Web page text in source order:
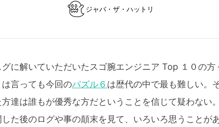
ジャバ・ザ・ハットリ
グに解いていただいたスゴ腕エンジニア Top １０の
言っても今回のパズル６ は歴代の中で最も難しい。
達は誰もが優秀な方だということを信じて疑わない
した後のログや事の顛末を見て、いろいろ思うことが